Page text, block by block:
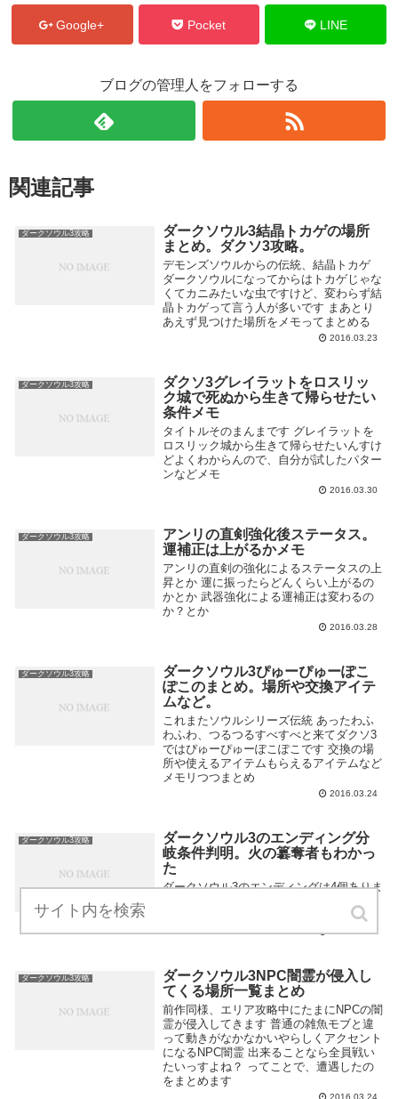
Google+ Pocket LINE
ブログの管理人をフォローする
関連記事
ダークソウル3攻略
ダークソウル3結晶トカゲの場所
まとめ。ダクソ3攻略。
デモンズソウルからの伝統、結晶トカゲ
ダークソウルになってからはトカゲじゃな
くてカニみたいな虫ですけど、変わらず結
晶トカゲって言う人が多いです まあとり
あえず見つけた場所をメモってまとめる
2016.03.23
ダークソウル3攻略
ダクソ3グレイラットをロスリッ
ク城で死ぬから生きて帰らせたい
条件メモ
タイトルそのまんまです グレイラットを
ロスリック城から生きて帰らせたいんすけ
どよくわからんので、自分が試したパター
ンなどメモ
2016.03.30
ダークソウル3攻略
アンリの直剣強化後ステータス。
運補正は上がるかメモ
アンリの直剣の強化によるステータスの上
昇とか 運に振ったらどんくらい上がるの
かとか 武器強化による運補正は変わるの
か？とか
2016.03.28
ダークソウル3攻略
ダークソウル3ぴゅーぴゅーぽこ
ぽこのまとめ。場所や交換アイテ
ムなど。
これまたソウルシリーズ伝統 あったわふ
わふわ、つるつるすべすべと来てダクソ3
ではぴゅーぴゅーぽこぽこです 交換の場
所や使えるアイテムもらえるアイテムなど
メモリつつまとめ
2016.03.24
ダークソウル3攻略
ダークソウル3のエンディング分
岐条件判明。火の簒奪者もわかっ
た
ダークソウル3のエンディングは4個ありま
2016.03.26
ダークソウル3攻略
ダークソウル3NPC闇霊が侵入し
てくる場所一覧まとめ
前作同様、エリア攻略中にたまにNPCの闇
霊が侵入してきます 普通の雑魚モブと違
って動きがなかなかいやらしくアクセント
になるNPC闇霊 出来ることなら全員戦い
たいっすよね？ ってことで、遭遇したの
をまとめます